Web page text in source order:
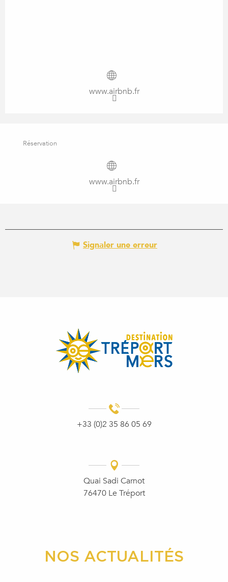
www.airbnb.fr
Réservation
www.airbnb.fr
Signaler une erreur
+33 (0)2 35 86 05 69
Quai Sadi Carnot
76470 Le Tréport
NOS ACTUALITÉS